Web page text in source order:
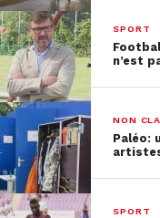
SPORT
n’est
NON
Paléo:
SPORT